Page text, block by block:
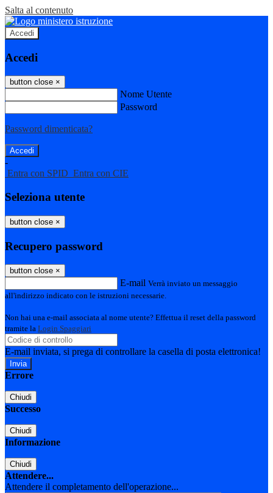
Salta al contenuto
Accedi
Accedi
button close ×
Nome Utente
Password
Password dimenticata?
-
Entra con SPID Entra con CIE
Seleziona utente
button close ×
Recupero password
button close ×
E-mail Verrà inviato un messaggio
all'indirizzo indicato con le istruzioni necessarie.
Non hai una e-mail associata al nome utente? Effettua il reset della password
tramite la Login Spaggiari
E-mail inviata, si prega di controllare la casella di posta elettronica!
Errore
Chiudi
Successo
Chiudi
Informazione
Chiudi
Attendere...
Attendere il completamento dell'operazione...